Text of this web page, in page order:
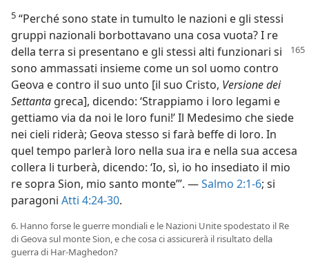
5 “Perché sono state in tumulto le nazioni e gli stessi
gruppi nazionali borbottavano una cosa vuota? I re
della terra si presentano e gli stessi alti funzionari si
sono ammassati insieme come un sol uomo contro
Geova e contro il suo unto [il suo Cristo, Versione dei
Settanta greca], dicendo: ‘Strappiamo i loro legami e
gettiamo via da noi le loro funi!’ Il Medesimo che siede
nei cieli riderà; Geova stesso si farà beffe di loro. In
quel tempo parlerà loro nella sua ira e nella sua accesa
collera li turberà, dicendo: ‘Io, sì, io ho insediato il mio
re sopra Sion, mio santo monte’”. —Salmo 2:1-6; si
paragoni Atti 4:24-30.
6. Hanno forse le guerre mondiali e le Nazioni Unite spodestato il Re
di Geova sul monte Sion, e che cosa ci assicurerà il risultato della
guerra di Har-Maghedon?